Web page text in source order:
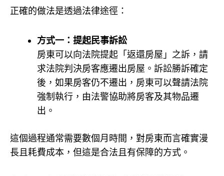
正確的做法是透過法律途徑：
方式一：提起民事訴訟
房東可以向法院提起「返還房屋」之訴，請
求法院判決房客應遷出房屋。訴訟勝訴確定
後，如果房客仍不遷出，房東可以聲請法院
強制執行，由法警協助將房客及其物品遷
出。
這個過程通常需要數個月時間，對房東而言確實漫
長且耗費成本，但這是合法且有保障的方式。